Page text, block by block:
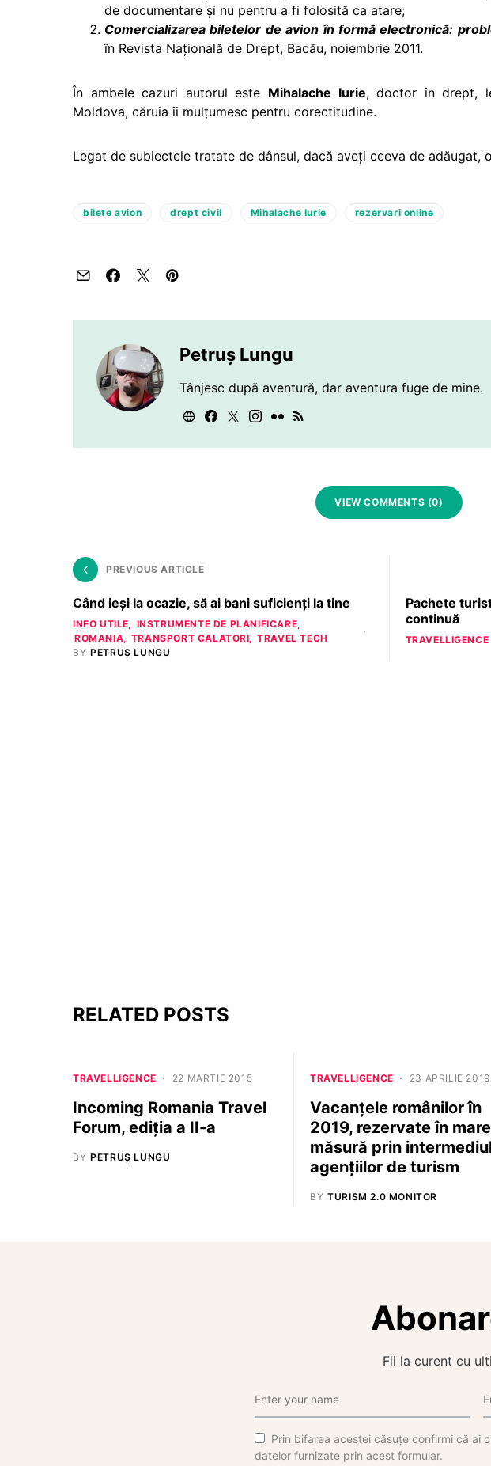
de documentare și nu pentru a fi folosită ca atare;
Comercializarea biletelor de avion în formă electronică:
în Revista Națională de Drept, Bacău, noiembrie 2011.
În ambele cazuri autorul este Mihalache Iurie, doctor în drept,
Moldova, căruia îi mulţumesc pentru corectitudine.
Legat de subiectele tratate de dânsul, dacă aveţi ceeva de adăugat,
bilete avion drept civil Mihalache Iurie rezervari online
Petruș Lungu
Tânjesc după aventură, dar aventura fuge de mine.
VIEW COMMENTS (0)
PREVIOUS ARTICLE
Când ieși la ocazie, să ai bani suficienți la tine
INFO UTILE
INSTRUMENTE DE PLANIFICARE
ROMANIA
TRANSPORT CALATORI
TRAVEL TECH
BY PETRUȘ LUNGU
Pachete
continuă
TRAVELLIGENCE
RELATED POSTS
TRAVELLIGENCE 22 MARTIE 2015
Incoming Romania Travel
Forum, ediția a II-a
BY PETRUȘ LUNGU
TRAVELLIGENCE 23 APRILIE 2019
Vacanțele românilor în
2019, rezervate în mare
măsură prin
agențiilor de turism
BY TURISM 2.0 MONITOR
Fii la curent cu
Prin bifarea acestei căsuțe confirmi că ai
datelor furnizate prin acest formular.